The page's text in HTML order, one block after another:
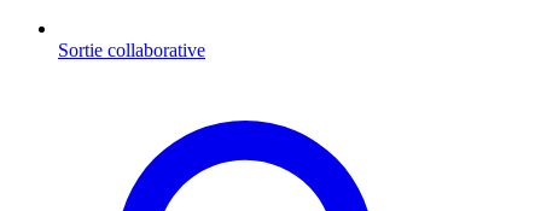
Sortie collaborative